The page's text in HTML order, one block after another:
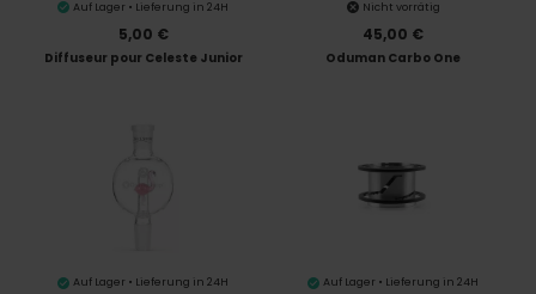
Auf Lager • Lieferung in 24H
5,00 €
Diffuseur pour Celeste Junior
Nicht vorrätig
45,00 €
Oduman Carbo One
Auf Lager • Lieferung in 24H Auf Lager • Lieferung in 24H